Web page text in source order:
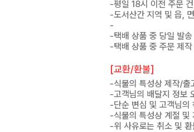
-평일 18시 이전 주문
-도서산간 지역 및 읍,
-
-택배 상품 중 당일 발
-택배 상품 중 주문 제
[교환/환불]
-식물의 특성상 제작/출
-고객님의 배달지 정보
-단순 변심 및 고객님의
-식물의 특성상 계절 및
-위 사유로는 취소 및